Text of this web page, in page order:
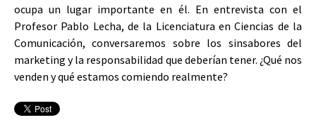
ocupa un lugar importante en él. En entrevista con el
Profesor Pablo Lecha, de la Licenciatura en Ciencias de la
Comunicación, conversaremos sobre los sinsabores del
marketing y la responsabilidad que deberían tener. ¿Qué nos
venden y qué estamos comiendo realmente?